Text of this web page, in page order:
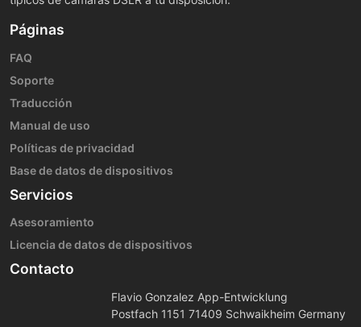
Páginas
FAQ
Soporte
Traducción
Manual de uso
Políticas de privacidad
Base de datos de dispositivos
Servicios
Asesoramiento
Licencia de datos de dispositivos
Contacto
Flavio Gonzalez App-Entwicklung
Postfach 1151 71409 Schwaikheim Germany